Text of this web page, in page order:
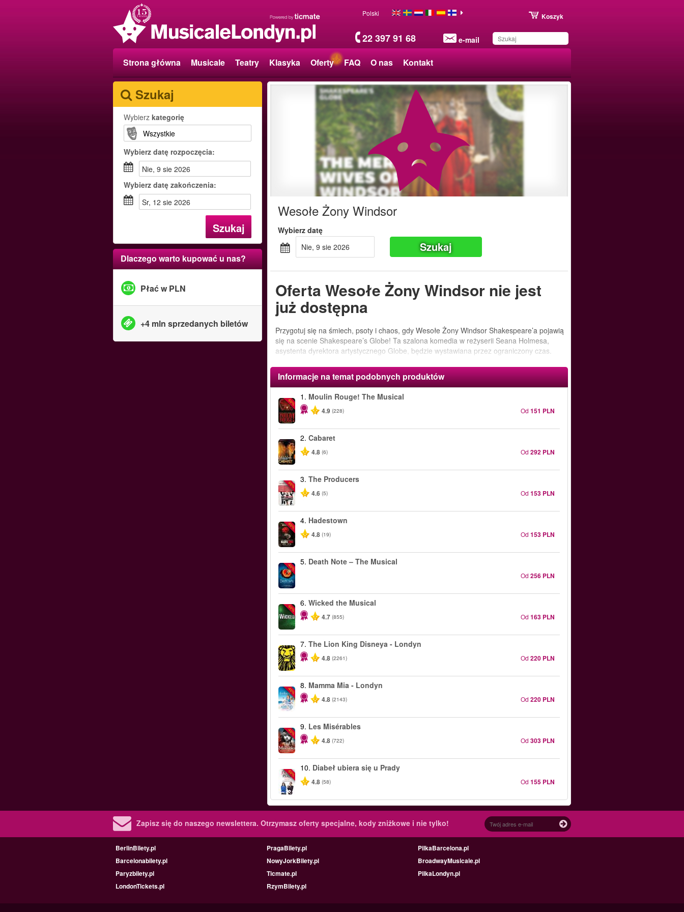
22 397 91 68 e-mail
Koszyk
Polski
Strona główna Musicale Teatry Klasyka Oferty FAQ O nas Kontakt
Produkt został zapisany
na Twojej liście
Szukaj
Wybierz kategorię
Wybierz datę rozpoczęcia:
nie, 9 sie 2026
Wybierz datę zakończenia:
sr, 12 sie 2026
Szukaj
Dlaczego warto kupować u nas?
Płać w PLN
+4 mln sprzedanych biletów
Wesołe Żony Windsor
Wybierz datę
nie, 9 sie 2026
Szukaj
Oferta Wesołe Żony Windsor nie jest
już dostępna
Przygotuj się na śmiech, psoty i chaos, gdy Wesołe Żony Windsor Shakespeare’a pojawią
się na scenie Shakespeare’s Globe! Ta szalona komedia w reżyserii Seana Holmesa,
asystenta dyrektora artystycznego Globe, będzie wystawiana przez ograniczony czas.
Informacje na temat podobnych produktów
-50%
1. Moulin Rouge! The Musical
4.9 (228) Od 151 PLN
2.Cabaret
4.8 (6) Od 292 PLN
-50%
3.The Producers
4.6 (5) Od 153 PLN
-50%
4. Hadestown
4.8 (19) Od 153 PLN
-40%
5. Death Note – The Musical
Od 256 PLN
-50%
6.Wicked the Musical
4.7 (855) Od 163 PLN
7.The Lion King Disneya - Londyn
4.8 (2261) Od 220 PLN
-40%
8. Mamma Mia - Londyn
4.8 (2143) Od 220 PLN
-40%
9. Les Misérables
4.8 (722) Od 303 PLN
-50%
10. Diabeł ubiera się u Prady
4.8 (58) Od 155 PLN
Zapisz się do naszego newslettera. Otrzymasz oferty specjalne, kody zniżkowe i nie tylko!
BerlinBilety.pl PragaBilety.pl
PilkaBarcelona.pl
Barcelonabilety.pl
NowyJorkBilety.pl
BroadwayMusicale.pl
Paryzbilety.pl
Ticmate.pl
PilkaLondyn.pl
LondonTickets.pl
RzymBilety.pl